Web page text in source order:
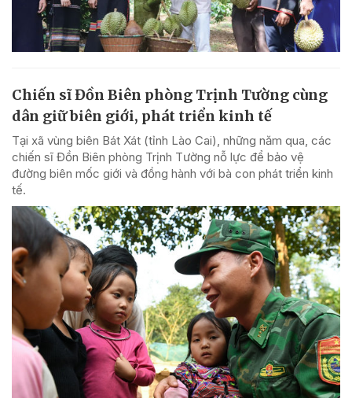
Chiến sĩ Đồn Biên phòng Trịnh Tường cùng
dân giữ biên giới, phát triển kinh tế
Tại xã vùng biên Bát Xát (tỉnh Lào Cai), những năm qua, các
chiến sĩ Đồn Biên phòng Trịnh Tường nỗ lực để bảo vệ
đường biên mốc giới và đồng hành với bà con phát triển kinh
tế.